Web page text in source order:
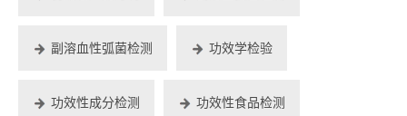
副溶血性弧菌检测 功效学检验
功效性成分检测 功效性食品检测